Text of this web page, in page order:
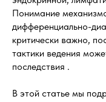
Понимание
дифференциально-
критически важно,
тактики ведения
последствия .
В этой статье мы